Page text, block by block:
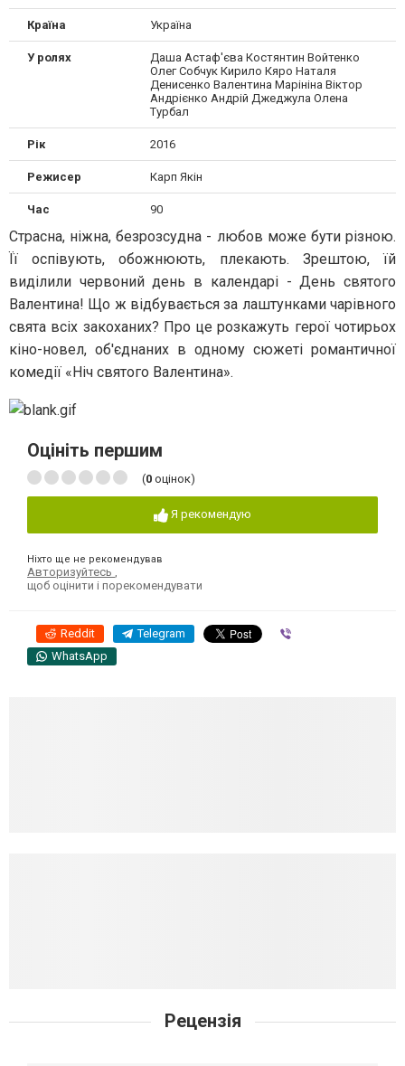
Країна Україна
У ролях
Даша Астаф'єва Костянтин Войтенко
Олег Собчук Кирило Кяро Наталя
Денисенко Валентина Марініна Віктор
Андрієнко Андрій Джеджула Олена
Турбал
Рік 2016
Режисер Карп Якін
Час 90
Страсна, ніжна, безрозсудна - любов може бути різною.
Її оспівують, обожнюють, плекають. Зрештою, їй
виділили червоний день в календарі - День святого
Валентина! Що ж відбувається за лаштунками чарівного
свята всіх закоханих? Про це розкажуть герої чотирьох
кіно-новел, об'єднаних в одному сюжеті романтичної
комедії «Ніч святого Валентина».
Оцініть першим
(0 оцінок)
Я рекомендую
Ніхто ще не рекомендував
Авторизуйтесь
щоб оцінити і порекомендувати
Reddit Telegram
WhatsApp
Рецензія